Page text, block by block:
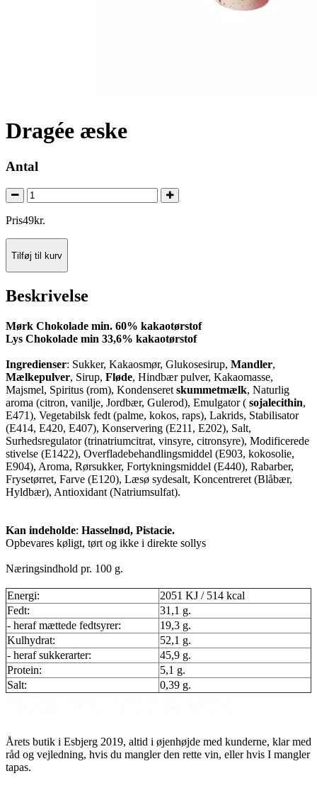
Dragée æske
Antal
Pris49kr.
Tilføj til kurv
Beskrivelse
Mørk Chokolade min. 60% kakaotørstof
Lys Chokolade min 33,6% kakaotørstof
Ingredienser: Sukker, Kakaosmør, Glukosesirup, Mandler,
Mælkepulver, Sirup, Fløde, Hindbær pulver, Kakaomasse,
Majsmel, Spiritus (rom), Kondenseret skummetmælk, Naturlig
aroma (citron, vanilje, Jordbær, Gulerod), Emulgator ( sojalecithin,
E471), Vegetabilsk fedt (palme, kokos, raps), Lakrids, Stabilisator
(E414, E420, E407), Konservering (E211, E202), Salt,
Surhedsregulator (trinatriumcitrat, vinsyre, citronsyre), Modificerede
stivelse (E1422), Overfladebehandlingsmiddel (E903, kokosolie,
E904), Aroma, Rørsukker, Fortykningsmiddel (E440), Rabarber,
Frysetørret, Farve (E120), Læsø sydesalt, Koncentreret (Blåbær,
Hyldbær), Antioxidant (Natriumsulfat).
Kan indeholde: Hasselnød, Pistacie.
Opbevares køligt, tørt og ikke i direkte sollys
Næringsindhold pr. 100 g.
Energi:
2051 KJ / 514 kcal
Fedt:
31,1 g.
- heraf mættede fedtsyrer:
19,3 g.
Kulhydrat:
52,1 g.
- heraf sukkerarter:
45,9 g.
Protein:
5,1 g.
Salt:
0,39 g.
Årets butik i Esbjerg 2019, altid i øjenhøjde med kunderne, klar med
råd og vejledning, hvis du mangler den rette vin, eller hvis I mangler
tapas.